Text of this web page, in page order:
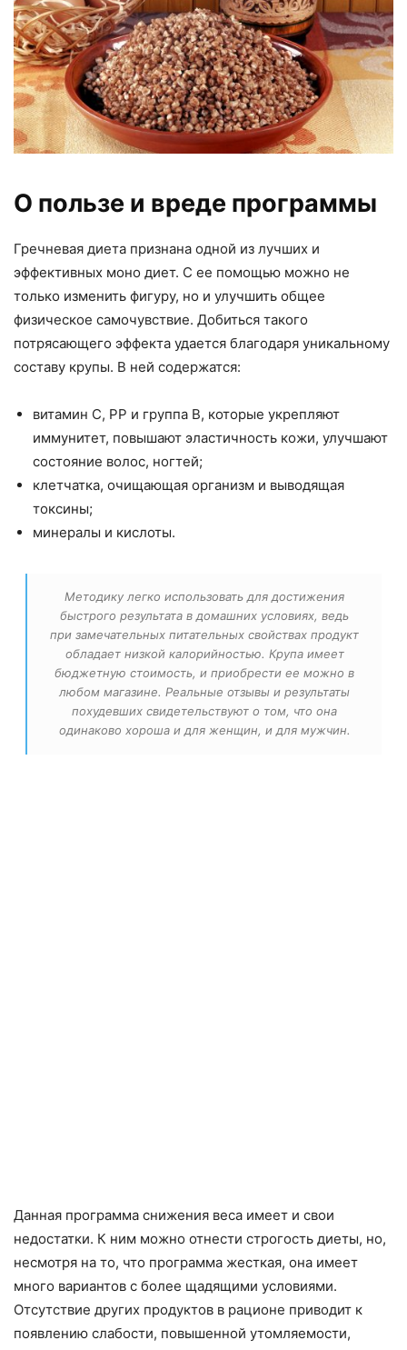
О пользе и вреде программы
Гречневая диета признана одной из лучших и
эффективных моно диет. С ее помощью можно не
только изменить фигуру, но и улучшить общее
физическое самочувствие. Добиться такого
потрясающего эффекта удается благодаря уникальному
составу крупы. В ней содержатся:
витамин C, PP и группа B, которые укрепляют
иммунитет, повышают эластичность кожи, улучшают
состояние волос, ногтей;
клетчатка, очищающая организм и выводящая
токсины;
минералы и кислоты.
Методику легко использовать для достижения
быстрого результата в домашних условиях, ведь
при замечательных питательных свойствах продукт
обладает низкой калорийностью. Крупа имеет
бюджетную стоимость, и приобрести ее можно в
любом магазине. Реальные отзывы и результаты
похудевших свидетельствуют о том, что она
одинаково хороша и для женщин, и для мужчин.
Данная программа снижения веса имеет и свои
недостатки. К ним можно отнести строгость диеты, но,
несмотря на то, что программа жесткая, она имеет
много вариантов с более щадящими условиями.
Отсутствие других продуктов в рационе приводит к
появлению слабости, повышенной утомляемости,